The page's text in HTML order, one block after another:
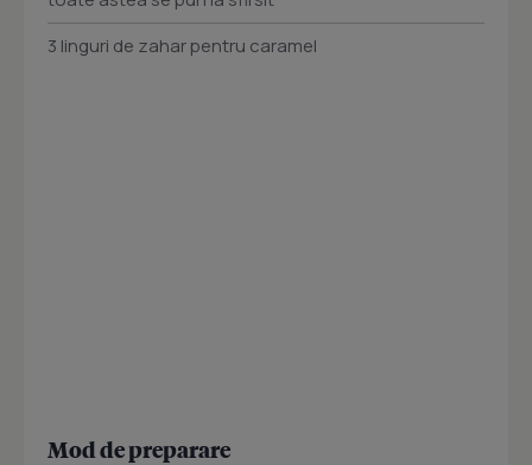
3 linguri de zahar pentru caramel
Mod de preparare